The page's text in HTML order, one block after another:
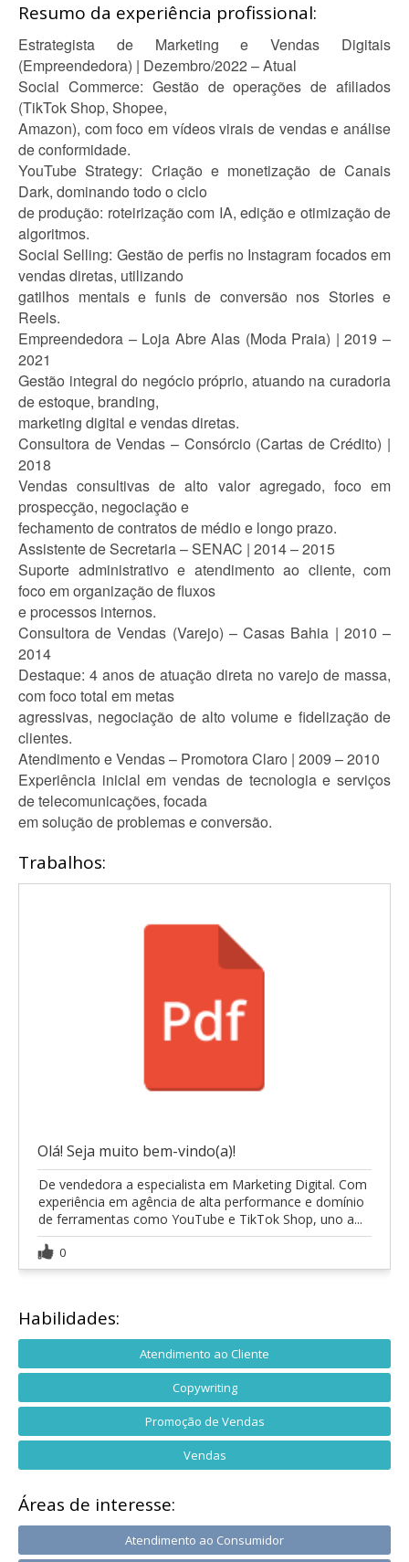
Resumo da experiência profissional:
Estrategista de Marketing e Vendas Digitais
(Empreendedora) | Dezembro/2022 – Atual
Social Commerce: Gestão de operações de afiliados
(TikTok Shop, Shopee,
Amazon), com foco em vídeos virais de vendas e análise
de conformidade.
YouTube Strategy: Criação e monetização de Canais
Dark, dominando todo o ciclo
de produção: roteirização com IA, edição e otimização de
algoritmos.
Social Selling: Gestão de perfis no Instagram focados em
vendas diretas, utilizando
gatilhos mentais e funis de conversão nos Stories e
Reels.
Empreendedora – Loja Abre Alas (Moda Praia) | 2019 –
2021
Gestão integral do negócio próprio, atuando na curadoria
de estoque, branding,
marketing digital e vendas diretas.
Consultora de Vendas – Consórcio (Cartas de Crédito) |
2018
Vendas consultivas de alto valor agregado, foco em
prospecção, negociação e
fechamento de contratos de médio e longo prazo.
Assistente de Secretaria – SENAC | 2014 – 2015
Suporte administrativo e atendimento ao cliente, com
foco em organização de fluxos
e processos internos.
Consultora de Vendas (Varejo) – Casas Bahia | 2010 –
2014
Destaque: 4 anos de atuação direta no varejo de massa,
com foco total em metas
agressivas, negociação de alto volume e fidelização de
clientes.
Atendimento e Vendas – Promotora Claro | 2009 – 2010
Experiência inicial em vendas de tecnologia e serviços
de telecomunicações, focada
em solução de problemas e conversão.
Trabalhos:
Olá! Seja muito bem-vindo(a)!
De vendedora a especialista em Marketing Digital. Com
experiência em agência de alta performance e domínio
de ferramentas como YouTube e TikTok Shop, uno a...
0
Habilidades:
Atendimento ao Cliente
Copywriting
Promoção de Vendas
Vendas
Áreas de interesse:
Atendimento ao Consumidor